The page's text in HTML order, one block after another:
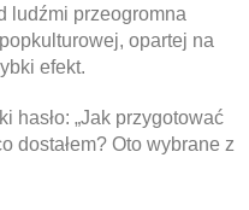
ludźmi przeogromna
opartej na
efekt.
hasło: „Jak przygotować
dostałem? Oto wybrane z